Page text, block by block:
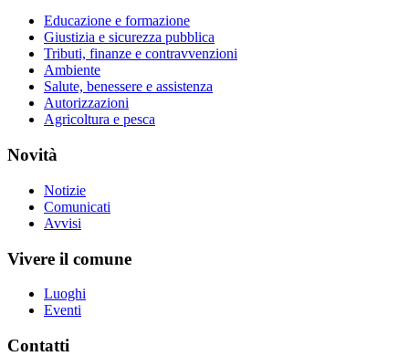
Educazione e formazione
Giustizia e sicurezza pubblica
Tributi, finanze e contravvenzioni
Ambiente
Salute, benessere e assistenza
Autorizzazioni
Agricoltura e pesca
Novità
Notizie
Comunicati
Avvisi
Vivere il comune
Luoghi
Eventi
Contatti